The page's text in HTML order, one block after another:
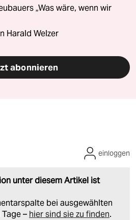
„Was wäre, wenn wir
Harald Welzer
abonnieren
unter diesem Artikel ist
bei ausgewählten
– hier sind sie zu finden.
einloggen